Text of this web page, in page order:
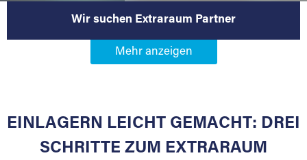
Wir suchen Extraraum Partner
Werden Sie Extraraum Partner in
Sie bieten Kunden Lagerraum zur Miete, der
EINLAGERN LEICHT GEMACHT: DREI
SCHRITTE ZUM EXTRARAUM